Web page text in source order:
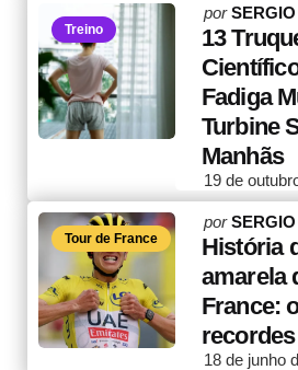
Treino
Posted
by
por
13
Fadiga
Turbine
Manhãs
19 de
Tour de France
Posted
by
por
História
amarela
France:
recordes
18 de junho